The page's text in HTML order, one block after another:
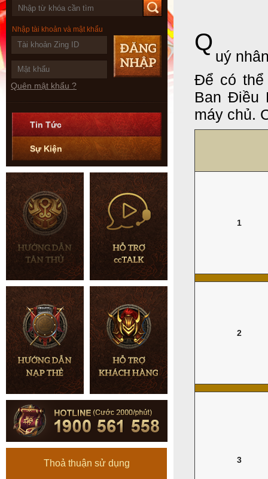
Nhập tài khoản và mật khẩu
Quên mật khẩu ?
Tin Tức
Sự Kiện
Thoả thuận sử dụng
Q
uý
Để có thể
Ban Điều
máy chủ.
1
2
3